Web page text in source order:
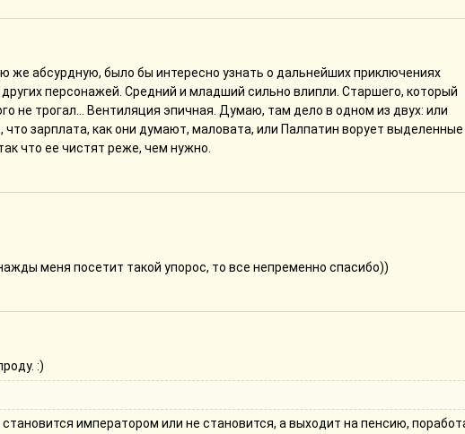
же абсурдную, было бы интересно узнать о дальнейших приключениях
персонажей. Средний и младший сильно влипли. Старшего, который
не трогал... Вентиляция эпичная. Думаю, там дело в одном из двух: или
что зарплата, как они думают, маловата, или Палпатин ворует выделенные
что ее чистят реже, чем нужно.
меня посетит такой упорос, то все непременно спасибо))
:)
императором или не становится, а выходит на пенсию,